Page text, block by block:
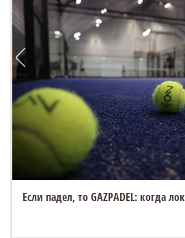
Если падел, то GAZPADEL: когда